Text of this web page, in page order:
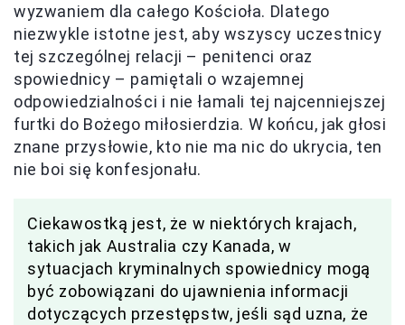
wyzwaniem dla całego Kościoła. Dlatego
niezwykle istotne jest, aby wszyscy uczestnicy
tej szczególnej relacji – penitenci oraz
spowiednicy – pamiętali o wzajemnej
odpowiedzialności i nie łamali tej najcenniejszej
furtki do Bożego miłosierdzia. W końcu, jak głosi
znane przysłowie, kto nie ma nic do ukrycia, ten
nie boi się konfesjonału.
Ciekawostką jest, że w niektórych krajach,
takich jak Australia czy Kanada, w
sytuacjach kryminalnych spowiednicy mogą
być zobowiązani do ujawnienia informacji
dotyczących przestępstw, jeśli sąd uzna, że